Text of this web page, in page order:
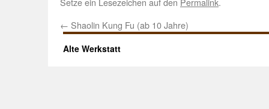
← Shaolin Kung Fu (ab 10 Jahre)
Alte Werkstatt